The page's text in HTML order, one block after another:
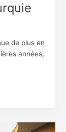
de plus en
années,